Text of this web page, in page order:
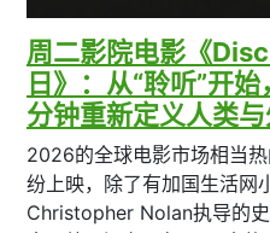
周二影院电影《
日》：从“聆听”开
分钟重新定义人类
2026的全球电影市场相当
纷上映，除了有加国生活网
Christopher Nolan执导的